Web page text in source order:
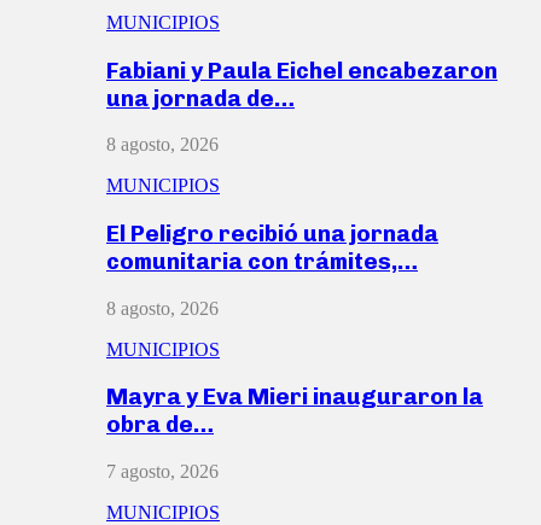
MUNICIPIOS
Fabiani y Paula Eichel encabezaron
una jornada de…
8 agosto, 2026
MUNICIPIOS
El Peligro recibió una jornada
comunitaria con trámites,…
8 agosto, 2026
MUNICIPIOS
Mayra y Eva Mieri inauguraron la
obra de…
7 agosto, 2026
MUNICIPIOS